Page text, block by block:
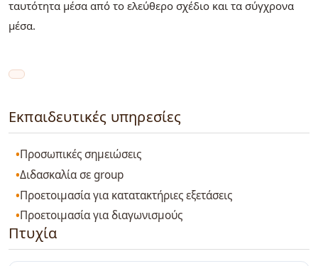
ταυτότητα μέσα από το ελεύθερο σχέδιο και τα σύγχρονα
μέσα.
Εκπαιδευτικές υπηρεσίες
Προσωπικές σημειώσεις
Διδασκαλία σε group
Προετοιμασία για κατατακτήριες εξετάσεις
Προετοιμασία για διαγωνισμούς
Πτυχία